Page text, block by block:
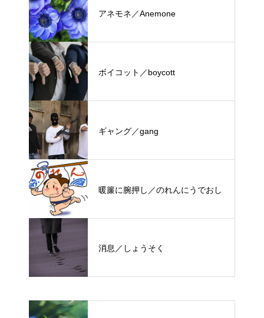
アネモネ／Anemone
ボイコット／boycott
ギャング／gang
暖簾に腕押し／のれんにうでおし
消息／しょうそく